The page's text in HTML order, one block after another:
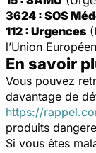
3624 : SOS
112 : Urgences
l’Union
En savoir
Vous pouvez
davantage de
https://
produits
Si vous êtes